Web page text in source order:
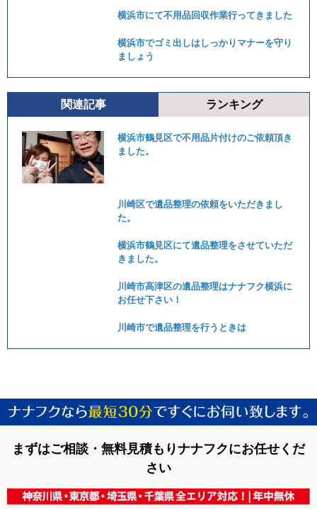
横浜市にて不用品回収作業行ってきました
横浜市でゴミ出しはしっかりマナーを守り
ましょう
関連記事 ランキング
横浜市鶴見区で不用品片付けのご依頼頂き
ました。
川崎区で遺品整理の依頼をいただきまし
た。
横浜市鶴見区にて遺品整理をさせていただ
きました。
川崎市高津区の遺品整理はナナフク横浜に
お任せ下さい！
川崎市で遺品整理を行うときは
まずはご相談・無料見積もりナナフクにお任せくだ
さい